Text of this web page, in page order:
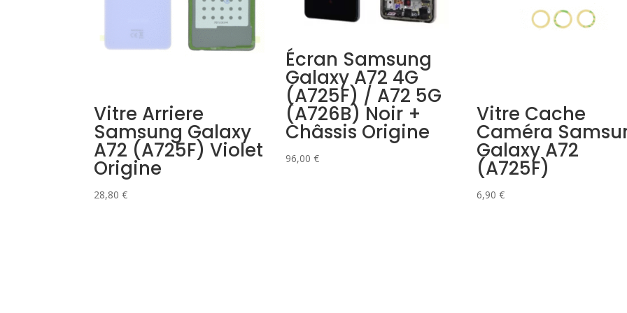
Vitre Arriere
Samsung Galaxy
A72 (A725F) Violet
Origine
28,80€
Écran Samsung
Galaxy A72 4G
(A725F) / A72 5G
(A726B) Noir +
Châssis Origine
96,00 €
Vitre Cache
Caméra
Galaxy A72
(A725F)
6,90€